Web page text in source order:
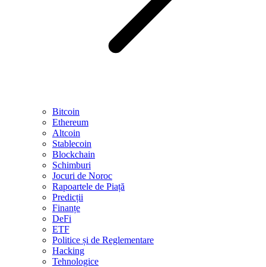
Bitcoin
Ethereum
Altcoin
Stablecoin
Blockchain
Schimburi
Jocuri de Noroc
Rapoartele de Piață
Predicții
Finanțe
DeFi
ETF
Politice și de Reglementare
Hacking
Tehnologice